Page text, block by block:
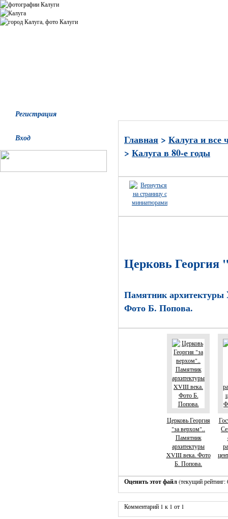
Регистрация
Вход Главная > Калуга и все
> Калуга в 80-е годы
Церковь Георгия
Памятник
Фото Б. Попова.
Церковь Георгия
"за верхом"..
Памятник
архитектуры
XVIII века. Фото
Б. Попова.
Оценить этот файл(текущий
Комментарий 1 к 1 от 1